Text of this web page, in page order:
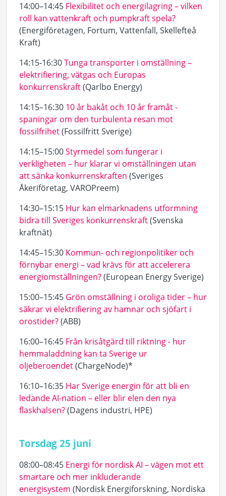
14:00–14:45 Flexibilitet och energilagring – vilken
roll kan vattenkraft och pumpkraft spela?
(Energiföretagen, Fortum, Vattenfall, Skellefteå
Kraft)
14:15-16:30Tunga transporter i omställning –
elektrifiering, vätgas och Europas
konkurrenskraft(Qarlbo Energy)
14:15–16:30 10 år bakåt och 10 år framåt -
spaningar om den turbulenta resan mot
fossilfrihet(Fossilfritt Sverige)
14:15–15:00Styrmedel som fungerar i
verkligheten – hur klarar vi omställningen utan
att sänka konkurrenskraften (Sveriges
Åkeriföretag, VAROPreem)
14:30–15:15 Hur kan elmarknadens utformning
bidra till Sveriges konkurrenskraft(Svenska
kraftnät)
14:45–15:30 Kommun- och regionpolitiker och
förnybar energi – vad krävs för att accelerera
energiomställningen?(European Energy Sverige)
15:00–15:45 Grön omställning i oroliga tider – hur
säkrar vi elektrifiering av hamnar och sjöfart i
orostider?(ABB)
16:00–16:45 Från krisåtgärd till riktning - hur
hemmaladdning kan ta Sverige ur
oljeberoendet(ChargeNode)*
16:10–16:35 Har Sverige energin för att bli en
ledande AI-nation – eller blir elen den nya
flaskhalsen?(Dagens industri, HPE)
Torsdag 25 juni
08:00–08:45 Energi för nordisk AI – vägen mot ett
smartare och mer inkluderande
energisystem (Nordisk Energiforskning, Nordiska